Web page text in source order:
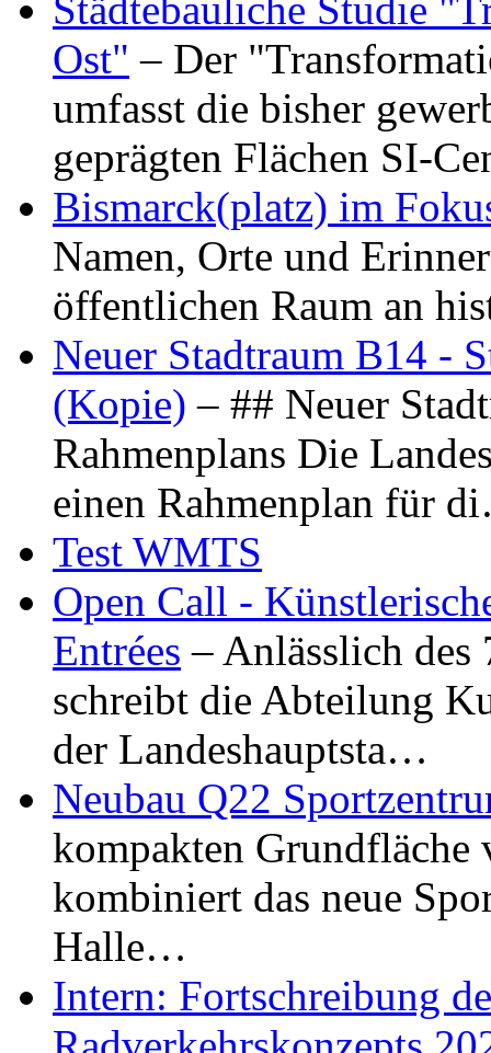
Ost" – Der
umfasst die bisher
geprägten Flächen SI-
Bismarck(platz) im
Namen, Orte und
öffentlichen Raum an
Neuer Stadtraum B14 -
(Kopie) – ## Neuer
Rahmenplans Die
einen Rahmenplan für
Test WMTS
Open Call -
Entrées – Anlässlich
schreibt die Abteilung
der Landeshauptsta…
Neubau Q22
kompakten Grundfläche
kombiniert das neue
Halle…
Intern: Fortschreibung